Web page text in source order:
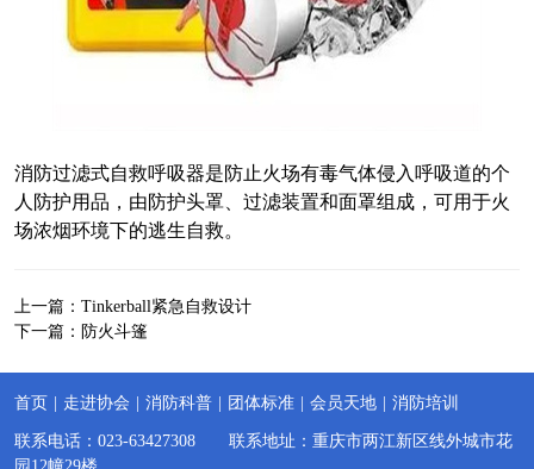
消防过滤式自救呼吸器是防止火场有毒气体侵入呼吸道的个
人防护用品，由防护头罩、过滤装置和面罩组成，可用于火
场浓烟环境下的逃生自救。
上一篇： Tinkerball紧急自救设计
下一篇： 防火斗篷
首页 走进协会 消防科普 团体标准 会员天地 消防培训
联系电话：023-63427308 联系地址：重庆市两江新区线外城市花